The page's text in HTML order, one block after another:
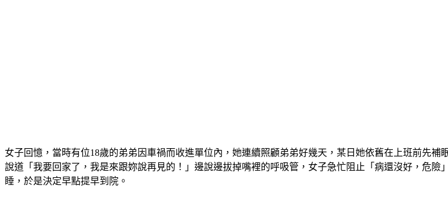
女子回憶，當時有位18歲的弟弟因車禍而收進單位內，她連續照顧弟弟好幾天，某日她依舊在上班前先補
說道「我要回家了，我是來跟妳說再見的！」邊說邊拔掉嘴裡的呼吸管，女子急忙阻止「病還沒好，危
睡，於是決定早點提早到院。